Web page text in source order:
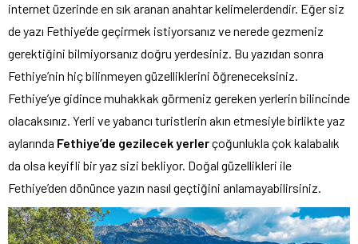
internet üzerinde en sık aranan anahtar kelimelerdendir. Eğer siz
de yazı Fethiye’de geçirmek istiyorsanız ve nerede gezmeniz
gerektiğini bilmiyorsanız doğru yerdesiniz. Bu yazıdan sonra
Fethiye’nin hiç bilinmeyen güzelliklerini öğreneceksiniz.
Fethiye’ye gidince muhakkak görmeniz gereken yerlerin bilincinde
olacaksınız. Yerli ve yabancı turistlerin akın etmesiyle birlikte yaz
aylarında Fethiye’de gezilecek yerlerçoğunlukla çok kalabalık
da olsa keyifli bir yaz sizi bekliyor. Doğal güzellikleri ile
Fethiye’den dönünce yazın nasıl geçtiğini anlamayabilirsiniz.